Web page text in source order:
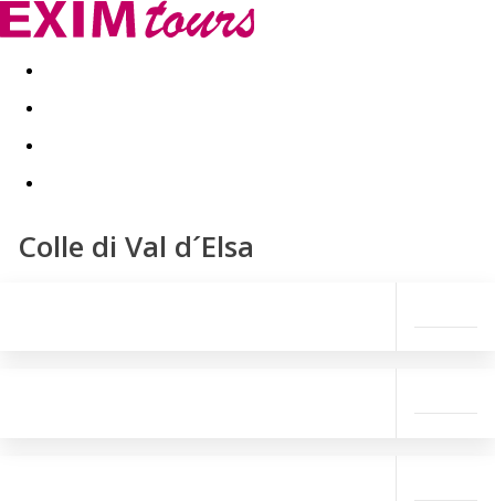
Akční nabídky Last minute
Colle di Val d´Elsa